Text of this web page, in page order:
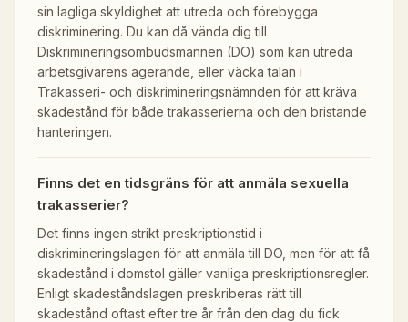
sin lagliga skyldighet att utreda och förebygga
diskriminering. Du kan då vända dig till
Diskrimineringsombudsmannen (DO) som kan utreda
arbetsgivarens agerande, eller väcka talan i
Trakasseri- och diskrimineringsnämnden för att kräva
skadestånd för både trakasserierna och den bristande
hanteringen.
Finns det en tidsgräns för att anmäla sexuella
trakasserier?
Det finns ingen strikt preskriptionstid i
diskrimineringslagen för att anmäla till DO, men för att få
skadestånd i domstol gäller vanliga preskriptionsregler.
Enligt skadeståndslagen preskriberas rätt till
skadestånd oftast efter tre år från den dag du fick